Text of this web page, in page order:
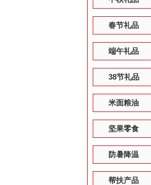
春节礼品
端午礼品
38节礼品
米面粮油
坚果零食
防暑降温
帮扶产品